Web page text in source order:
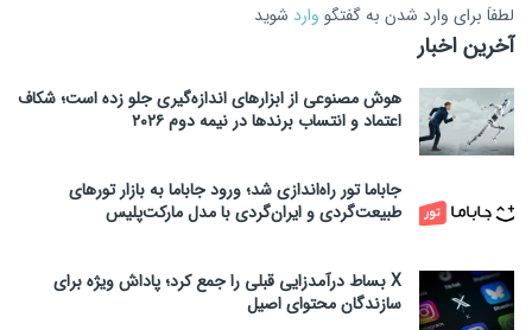
لطفاَ برای وارد شدن به گفتگو وارد شوید
آخرین اخبار
هوش مصنوعی از ابزارهای اندازه‌گیری جلو زده است؛ شکاف
اعتماد و انتساب برندها در نیمه دوم ۲۰۲۶
جاباما تور راه‌اندازی شد؛ ورود جاباما به بازار تورهای
طبیعت‌گردی و ایران‌گردی با مدل مارکت‌پلیس
X بساط درآمدزایی قبلی را جمع کرد؛ پاداش ویژه برای
سازندگان محتوای اصیل